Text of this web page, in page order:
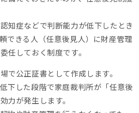
知症などで判断能力が低下したとき
できる人（任意後見人）に財産管理
任しておく制度です。
で公正証書として作成します。
下した段階で家庭裁判所が「任意後
力が発生します。